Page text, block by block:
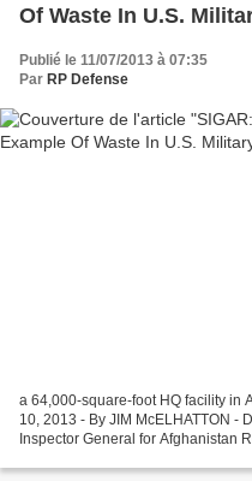
Of Waste In U.S.
Publié le 11/07/2013 à 07:35
Par RP Defense
a 64,000-square-foot HQ facility in
10, 2013 - By JIM McELHATTON -
Inspector General for Afghanistan